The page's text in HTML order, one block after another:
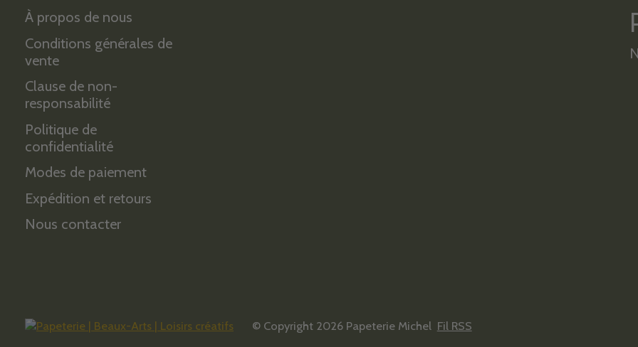
À propos de nous
Conditions générales de
vente
Clause de non-
responsabilité
Politique de
confidentialité
Modes de paiement
Expédition et retours
Nous contacter
© Copyright 2026 Papeterie Michel Fil RSS